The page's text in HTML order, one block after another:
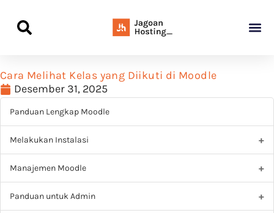
Cara Melihat Kelas yang Diikuti di Moodle
Desember 31, 2025
Panduan Lengkap Moodle
Melakukan Instalasi
Manajemen Moodle
Panduan untuk Admin